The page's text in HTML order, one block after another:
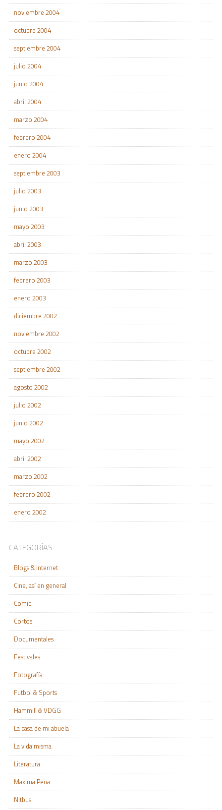
noviembre 2004
octubre 2004
septiembre 2004
julio 2004
junio 2004
abril 2004
marzo 2004
febrero 2004
enero 2004
septiembre 2003
julio 2003
junio 2003
mayo 2003
abril 2003
marzo 2003
febrero 2003
enero 2003
diciembre 2002
noviembre 2002
octubre 2002
septiembre 2002
agosto 2002
julio 2002
junio 2002
mayo 2002
abril 2002
marzo 2002
febrero 2002
enero 2002
CATEGORÍAS
Blogs & Internet
Cine, así en general
Comic
Cortos
Documentales
Festivales
Fotografía
Futbol & Sports
Hammill & VDGG
La casa de mi abuela
La vida misma
Literatura
Maxima Pena
Nitbus